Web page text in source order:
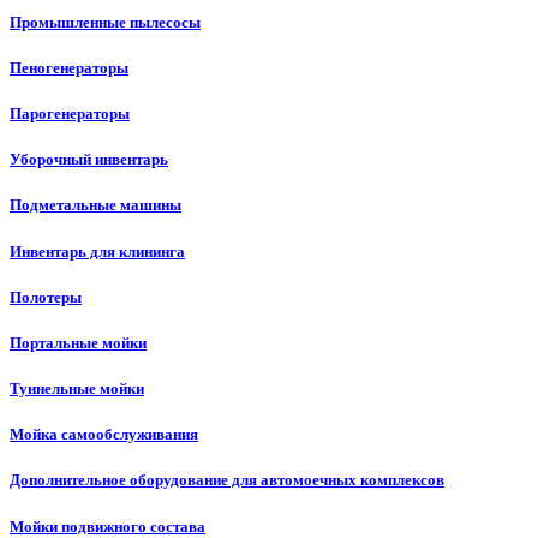
Промышленные пылесосы
Пеногенераторы
Парогенераторы
Уборочный инвентарь
Подметальные машины
Инвентарь для клининга
Полотеры
Портальные мойки
Туннельные мойки
Мойка самообслуживания
Дополнительное оборудование для автомоечных комплексов
Мойки подвижного состава